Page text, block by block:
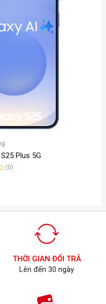
Plus 5G
(0)
THỜI GIAN ĐỔI TRẢ
Lên đến 30 ngày